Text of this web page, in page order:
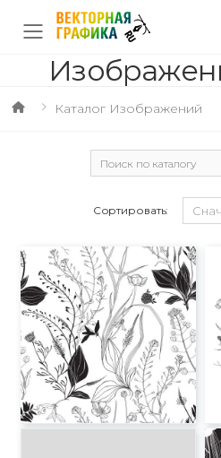
Каталог Изображений
Сортировать: